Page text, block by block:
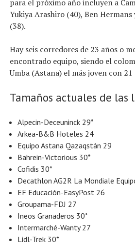
para el próximo año incluyen a
Yukiya Arashiro (40), Ben
(38).
Hay seis corredores de 23 años o
encontrado equipo, siendo el
Umba (Astana) el más joven con 21
Tamaños actuales de las
Alpecin-Deceuninck 29*
Arkea-B&B Hoteles 24
Equipo Astana Qazaqstán 29
Bahrein-Victorious 30*
Cofidis 30*
Decathlon AG2R La Mondiale
EF Educación-EasyPost 26
Groupama-FDJ 27
Ineos Granaderos 30*
Intermarché-Wanty 27
Lidl-Trek 30*